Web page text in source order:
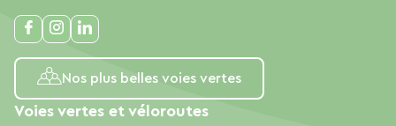
Nos plus belles voies vertes
Voies vertes et véloroutes